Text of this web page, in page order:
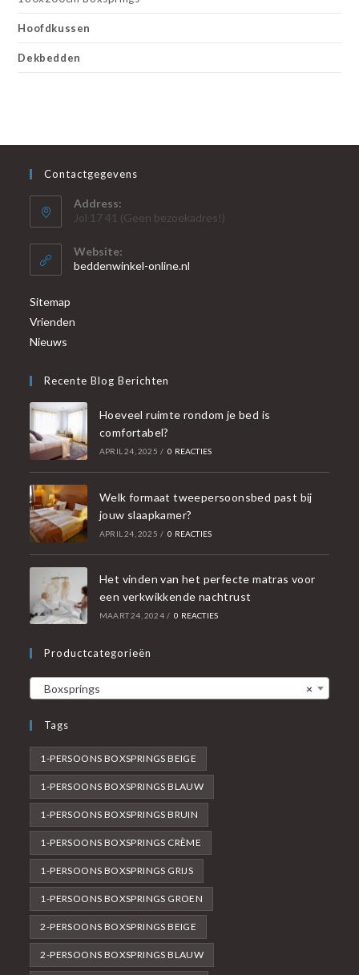
Hoofdkussen
Dekbedden
Contactgegevens
Address:
Jol 17 41 (Geen bezoekadres!)
Website:
beddenwinkel-online.nl
Sitemap
Vrienden
Nieuws
Recente Blog Berichten
Hoeveel ruimte rondom je bed is
comfortabel?
APRIL 24, 2025 / 0 REACTIES
Welk formaat tweepersoonsbed past bij
jouw slaapkamer?
APRIL 24, 2025 / 0 REACTIES
Het vinden van het perfecte matras voor
een verkwikkende nachtrust
MAART 24, 2024 / 0 REACTIES
Productcategorieën
×
Boxsprings
Tags
1-PERSOONS BOXSPRINGS BEIGE
1-PERSOONS BOXSPRINGS BLAUW
1-PERSOONS BOXSPRINGS BRUIN
1-PERSOONS BOXSPRINGS CRÈME
1-PERSOONS BOXSPRINGS GRIJS
1-PERSOONS BOXSPRINGS GROEN
2-PERSOONS BOXSPRINGS BEIGE
2-PERSOONS BOXSPRINGS BLAUW